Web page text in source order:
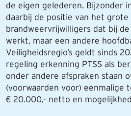
de eigen gelederen. Bijzonder
daarbij de positie van het grote
brandweervrijwilligers dat bij de
werkt, maar een andere
Veiligheidsregio’s geldt sinds
regeling erkenning PTSS als
onder andere afspraken staan
(voorwaarden voor) eenmalige
€ 20.000,- netto en